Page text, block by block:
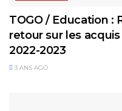
TOGO / Education :
retour sur les
2022-2023
3 ANS AGO